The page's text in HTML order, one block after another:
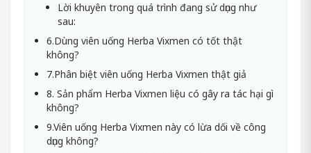
Lời khuyên trong quá trình đang sử dụng như
sau:
6.Dùng viên uống Herba Vixmen có tốt thật
không?
7.Phân biệt viên uống Herba Vixmen thật giả
8. Sản phẩm Herba Vixmen liệu có gây ra tác hại gì
không?
9.Viên uống Herba Vixmen này có lừa dối về công
dụng không?